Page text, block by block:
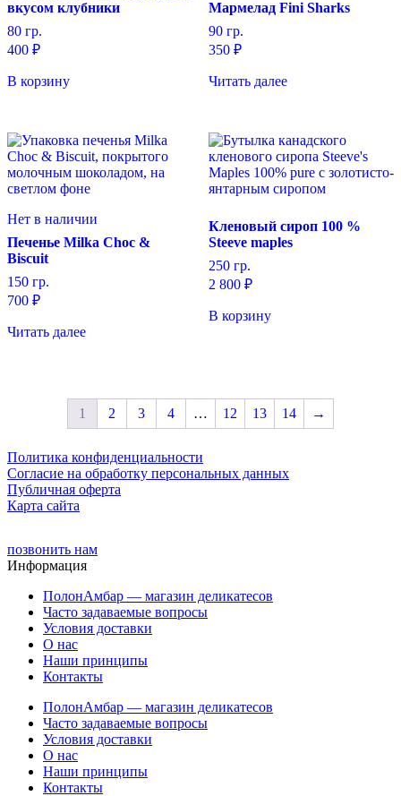
вкусом клубники
80 гр.
400 ₽
В корзину
Мармелад Fini Sharks
90 гр.
350 ₽
Читать далее
Нет в наличии
Печенье Milka Choc &
Biscuit
150 гр.
700 ₽
Читать далее
Кленовый сироп 100 %
Steeve maples
250 гр.
2 800 ₽
В корзину
1 2 3 4 … 12 13 14 →
Политика конфиденциальности
Cогласие на обработку персональных данных
Публичная оферта
Карта сайта
позвонить нам
Информация
ПолонАмбар — магазин деликатесов
Часто задаваемые вопросы
Условия доставки
О нас
Наши принципы
Контакты
ПолонАмбар — магазин деликатесов
Часто задаваемые вопросы
Условия доставки
О нас
Наши принципы
Контакты